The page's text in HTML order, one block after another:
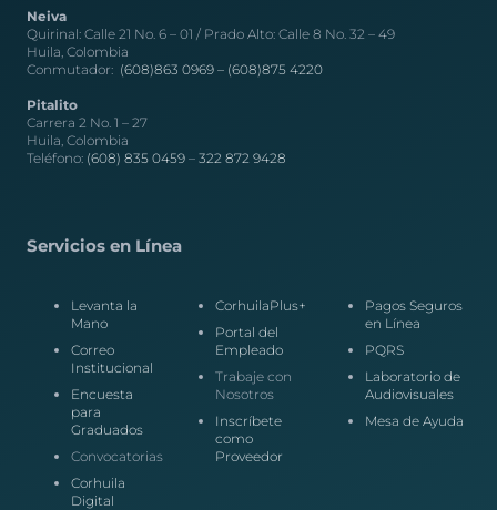
Neiva
Quirinal: Calle 21 No. 6 – 01 / Prado Alto: Calle 8 No. 32 – 49
Huila, Colombia
Conmutador: (608)863 0969 – (608)875 4220
Pitalito
Carrera 2 No. 1 – 27
Huila, Colombia
Teléfono: (608) 835 0459 – 322 872 9428
Servicios en Línea
Levanta la
Mano
Correo
Institucional
Encuesta
para
Graduados
Convocatorias
Corhuila
Digital
CorhuilaPlus+
Portal del
Empleado
Trabaje con
Nosotros
Inscríbete
como
Proveedor
Pagos Seguros
en Línea
PQRS
Laboratorio de
Audiovisuales
Mesa de Ayuda